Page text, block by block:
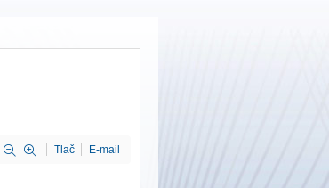
Tlač E-mail